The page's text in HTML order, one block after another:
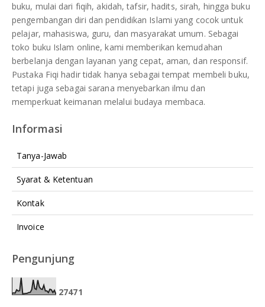
buku, mulai dari fiqih, akidah, tafsir, hadits, sirah, hingga buku
pengembangan diri dan pendidikan Islami yang cocok untuk
pelajar, mahasiswa, guru, dan masyarakat umum. Sebagai
toko buku Islam online, kami memberikan kemudahan
berbelanja dengan layanan yang cepat, aman, dan responsif.
Pustaka Fiqi hadir tidak hanya sebagai tempat membeli buku,
tetapi juga sebagai sarana menyebarkan ilmu dan
memperkuat keimanan melalui budaya membaca.
Informasi
Tanya-Jawab
Syarat & Ketentuan
Kontak
Invoice
Pengunjung
27471